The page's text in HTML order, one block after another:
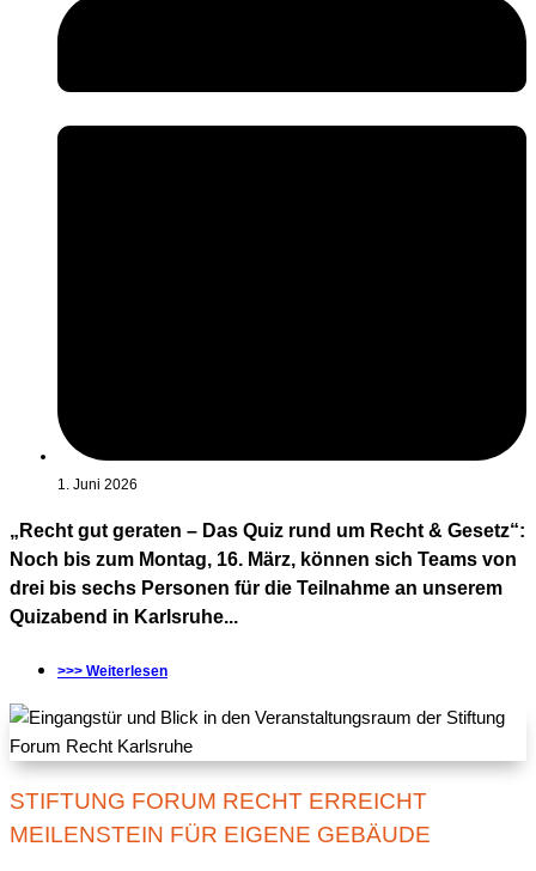
1. Juni 2026
„Recht gut geraten – Das Quiz rund um Recht & Gesetz“:
Noch bis zum Montag, 16. März, können sich Teams von
drei bis sechs Personen für die Teilnahme an unserem
Quizabend in Karlsruhe...
>>> Weiterlesen
STIFTUNG FORUM RECHT ERREICHT
MEILENSTEIN FÜR EIGENE GEBÄUDE